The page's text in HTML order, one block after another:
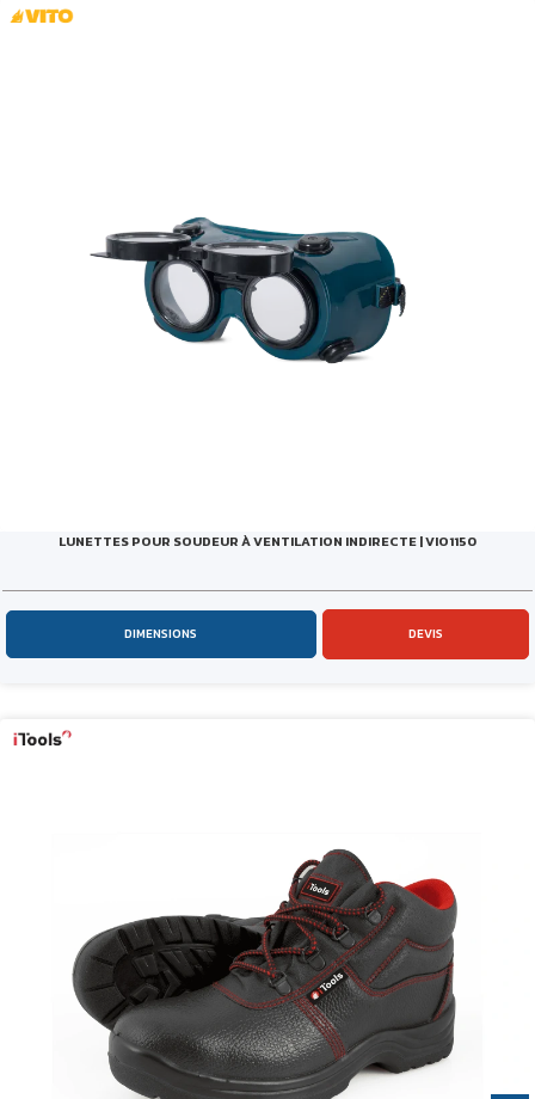
LUNETTES POUR SOUDEUR À VENTILATION INDIRECTE | VIO1150
DIMENSIONS DEVIS